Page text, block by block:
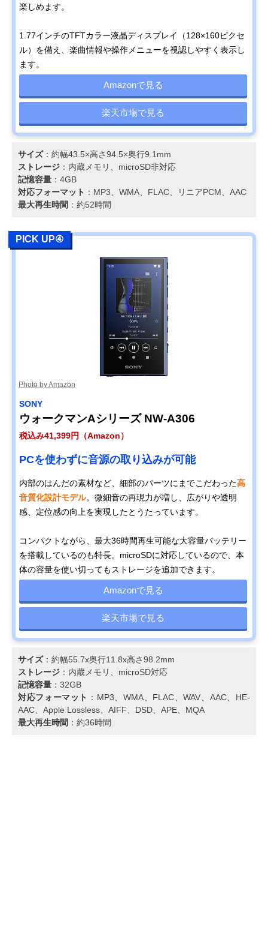
楽しめます。​
​1.77インチのTFTカラー液晶ディスプレイ（128×160ピクセ
ル）を備え、楽曲情報や操作メニューを視認しやすく表示し
ます。​
Amazonで見る
楽天市場で見る
サイズ：​約幅43.5×高さ94.5×奥行9.1mm​
ストレージ ：​内蔵メモリ、microSD非対応​
記憶容量 ：​4GB
対応フォーマット ：​MP3、WMA、FLAC、リニアPCM、AAC​
最大再生時間 ：​約52時間
PICK UP④
Photo by Amazon
SONY
ウォークマンAシリーズ NW-A306
税込み41,399円（Amazon）
PCを使わずに音源の取り込みが可能
内部のはんだの素材など、細部のパーツにまでこだわった高
音質化設計モデル。微細音の再現力が増し、広がりや透明
感、定位感の向上を実現したとうたっています。
コンパクトながら、最大36時間再生可能な大容量バッテリー
を搭載しているのも特長。microSDに対応しているので、本
体の容量を使い切ってもストレージを追加できます。
Amazonで見る
楽天市場で見る
サイズ：約幅55.7x奥行11.8x高さ98.2mm
ストレージ ：​内蔵メモリ、microSD対応
記憶容量 ：32GB
対応フォーマット
：MP3、WMA、FLAC、WAV、AAC、HE-
AAC、Apple Lossless、AIFF、DSD、APE、MQA
最大再生時間 ：約36時間